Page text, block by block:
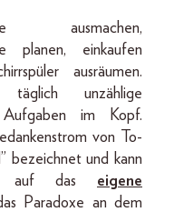
ausmachen,
planen, einkaufen
ausräumen.
unzählige
Aufgaben im Kopf.
von To-
bezeichnet und kann
auf das eigene
Paradoxe an dem